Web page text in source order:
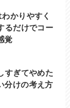
かりやすく
るだけでコー
覚
すぎてやめた
分けの考え方